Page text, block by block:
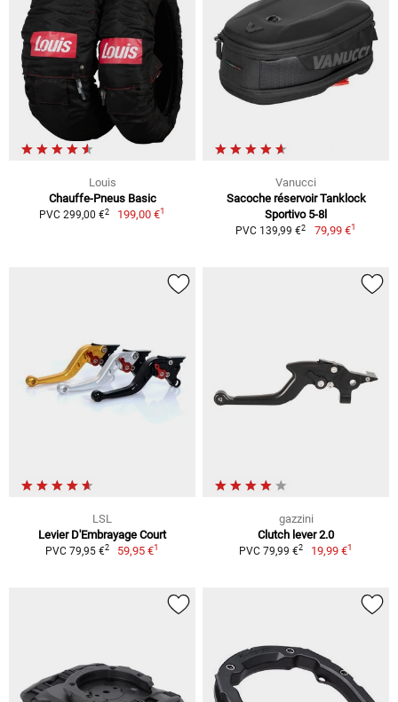
Louis
Chauffe-Pneus Basic
PVC 299,00 €2 199,00 €1
Vanucci
Sacoche réservoir Tanklock
Sportivo 5-8l
PVC 139,99 €2 79,99 €1
LSL
Levier D'Embrayage Court
PVC 79,95 €2 59,95 €1
gazzini
Clutch lever 2.0
PVC 79,99 €2 19,99 €1